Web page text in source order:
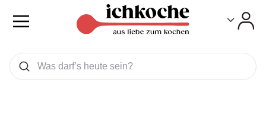
Was wollen Sie suchen
Suchen